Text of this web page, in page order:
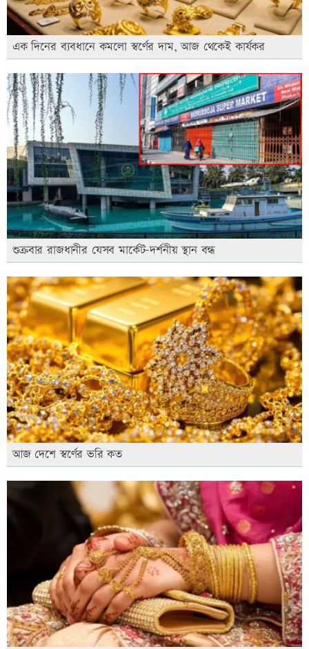
এক দিনের ব্যবধানে কমলো স্বর্ণের দাম, আজ থেকেই কার্যকর
শুক্রবার রাজধানীর যেসব মার্কেট-দর্শনীয় স্থান বন্ধ
আজ দেশে স্বর্ণের ভরি কত